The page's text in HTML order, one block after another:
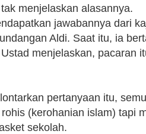
menjelaskan alasannya.
jawabannya dari
Aldi. Saat itu, ia
menjelaskan, pacaran
pertanyaan itu,
(kerohanian islam) tapi
sekolah.